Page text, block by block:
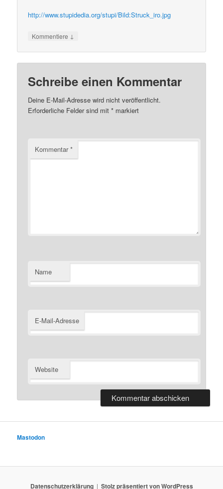
http://www.stupidedia.org/stupi/Bild:Struck_iro.jpg
Kommentiere ↓
Schreibe einen Kommentar
Deine E-Mail-Adresse wird nicht veröffentlicht.
Erforderliche Felder sind mit* markiert
Kommentar*
Name
E-Mail-Adresse
Website
Mastodon
Datenschutzerklärung Stolz präsentiert von WordPress